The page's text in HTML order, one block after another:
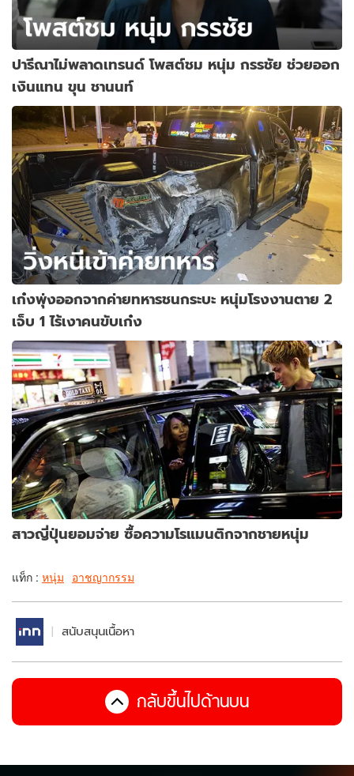
ปารีณาไม่พลาดเทรนด์ โพสต์ชม หนุ่ม กรรชัย ช่วยออก
เงินแทน ขุน ชานนท์
เก๋งพุ่งออกจากค่ายทหารชนกระบะ หนุ่มโรงงานตาย 2
เจ็บ 1 ไร้เงาคนขับเก๋ง
สาวญี่ปุ่นยอมจ่าย ซื้อความโรแมนติกจากชายหนุ่ม
แท็ก : หนุ่ม อาชญากรรม
สนับสนุนเนื้อหา
กลับขึ้นไปด้านบน